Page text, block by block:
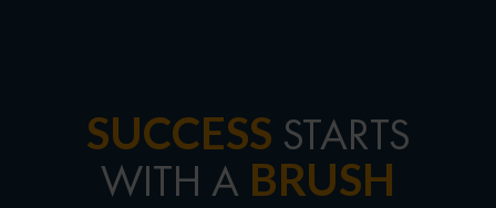
SUCCESS STARTS
WITH A BRUSH